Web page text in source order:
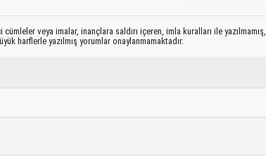
veya imalar, inançlara saldırı içeren, imla kuralları ile yazılmamış,
harflerle yazılmış yorumlar onaylanmamaktadır.